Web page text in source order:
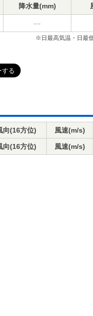
降水量(mm)
---
※日最高気温・日最
向(16方位) 風速(m/s)
向(16方位) 風速(m/s)